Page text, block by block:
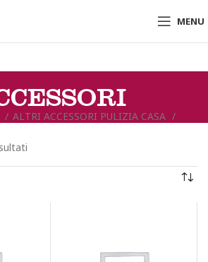
MENU
ALTRI ACCESSORI PULIZIA CASA